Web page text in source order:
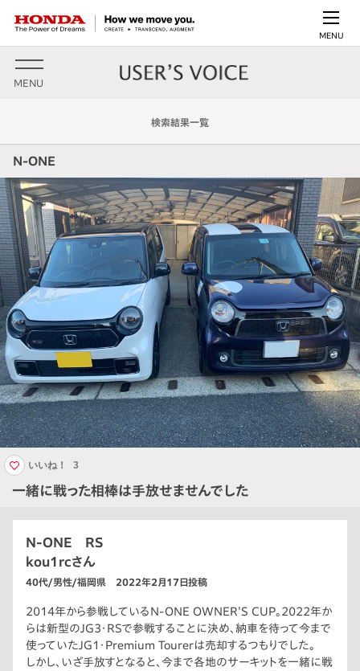
MENU
MENU
検索結果一覧
N-ONE
一緒に戦った相棒は手放せませんでした
いいね！ 3
N-ONE RS
kou1rcさん
40代/男性/福岡県 2022年2月17日投稿
2014年から参戦しているN-ONE OWNER'S CUP。2022年か
らは新型のJG3・RSで参戦することに決め、納車を待って今まで
使っていたJG1・Premium Tourerは売却するつもりでした。
しかし、いざ手放すとなると、今まで各地のサーキットを一緒に戦